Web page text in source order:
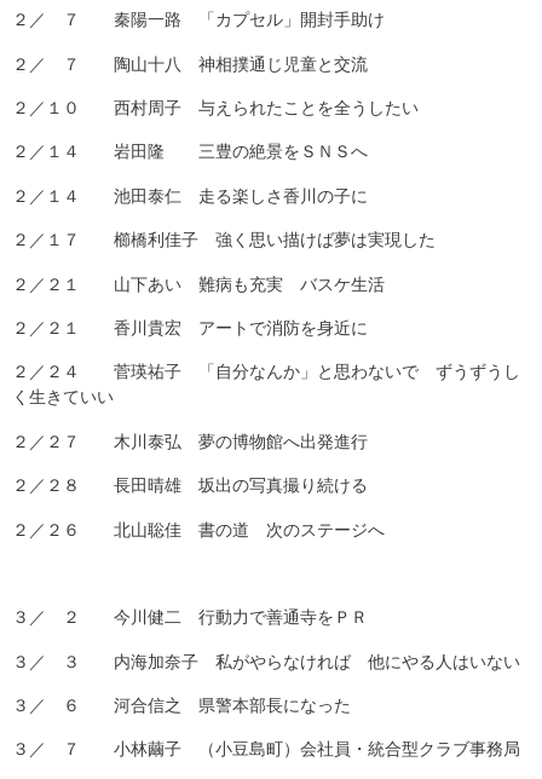
２／ ７ 秦陽一路 「カプセル」開封手助け
２／ ７ 陶山十八 神相撲通じ児童と交流
２／１０ 西村周子 与えられたことを全うしたい
２／１４ 岩田隆 三豊の絶景をＳＮＳへ
２／１４ 池田泰仁 走る楽しさ香川の子に
２／１７ 櫛橋利佳子 強く思い描けば夢は実現した
２／２１ 山下あい 難病も充実 バスケ生活
２／２１ 香川貴宏 アートで消防を身近に
２／２４ 菅瑛祐子 「自分なんか」と思わないで ずうずうし
く生きていい
２／２７ 木川泰弘 夢の博物館へ出発進行
２／２８ 長田晴雄 坂出の写真撮り続ける
２／２６ 北山聡佳 書の道 次のステージへ
３／ ２ 今川健二 行動力で善通寺をＰＲ
３／ ３ 内海加奈子 私がやらなければ 他にやる人はいない
３／ ６ 河合信之 県警本部長になった
３／ ７ 小林繭子 （小豆島町）会社員・統合型クラブ事務局